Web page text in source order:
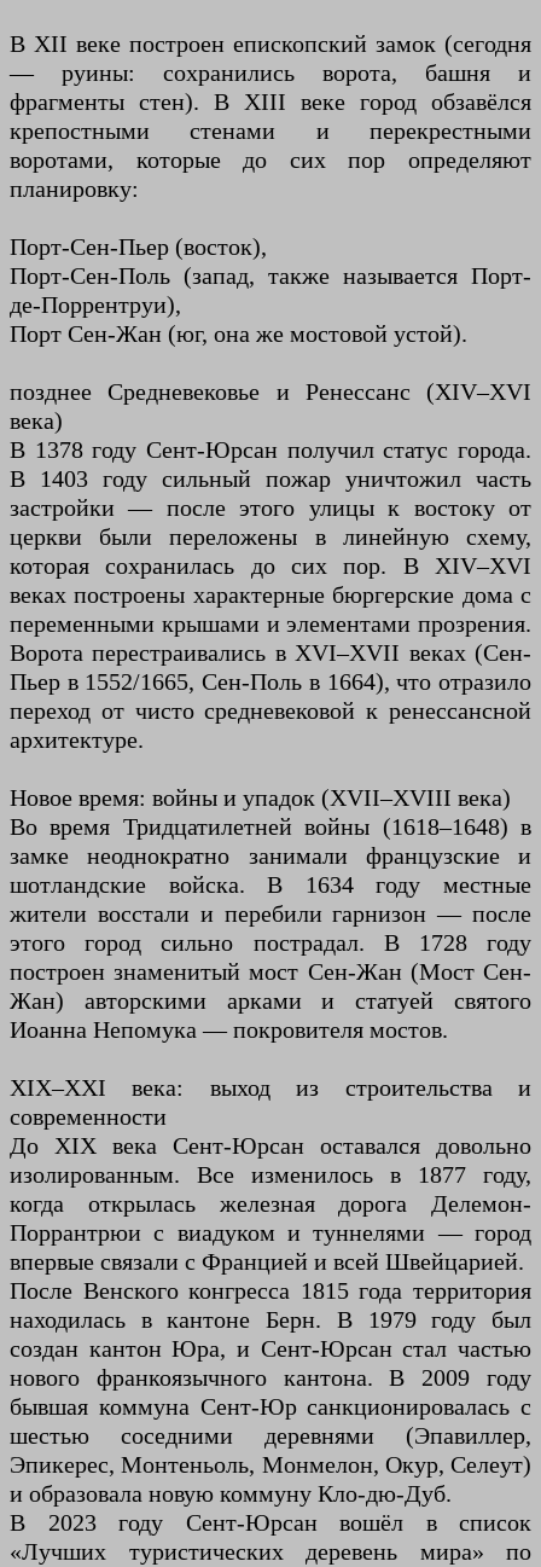
В XII веке построен епископский замок (сегодня
— руины: сохранились ворота, башня и
фрагменты стен). В XIII веке город обзавёлся
крепостными стенами и перекрестными
воротами, которые до сих пор определяют
планировку:
Порт-Сен-Пьер (восток),
Порт-Сен-Поль (запад, также называется Порт-
де-Поррентруи),
Порт Сен-Жан (юг, она же мостовой устой).
позднее Средневековье и Ренессанс (XIV–XVI
века)
В 1378 году Сент-Юрсан получил статус города.
В 1403 году сильный пожар уничтожил часть
застройки — после этого улицы к востоку от
церкви были переложены в линейную схему,
которая сохранилась до сих пор. В XIV–XVI
веках построены характерные бюргерские дома с
переменными крышами и элементами прозрения.
Ворота перестраивались в XVI–XVII веках (Сен-
Пьер в 1552/1665, Сен-Поль в 1664), что отразило
переход от чисто средневековой к ренессансной
архитектуре.
Новое время: войны и упадок (XVII–XVIII века)
Во время Тридцатилетней войны (1618–1648) в
замке неоднократно занимали французские и
шотландские войска. В 1634 году местные
жители восстали и перебили гарнизон — после
этого город сильно пострадал. В 1728 году
построен знаменитый мост Сен-Жан (Мост Сен-
Жан) авторскими арками и статуей святого
Иоанна Непомука — покровителя мостов.
XIX–XXI века: выход из строительства и
современности
До XIX века Сент-Юрсан оставался довольно
изолированным. Все изменилось в 1877 году,
когда открылась железная дорога Делемон-
Поррантрюи с виадуком и туннелями — город
впервые связали с Францией и всей Швейцарией.
После Венского конгресса 1815 года территория
находилась в кантоне Берн. В 1979 году был
создан кантон Юра, и Сент-Юрсан стал частью
нового франкоязычного кантона. В 2009 году
бывшая коммуна Сент-Юр санкционировалась с
шестью соседними деревнями (Эпавиллер,
Эпикерес, Монтеньоль, Монмелон, Окур, Селеут)
и образовала новую коммуну Кло-дю-Дуб.
В 2023 году Сент-Юрсан вошёл в список
«Лучших туристических деревень мира» по